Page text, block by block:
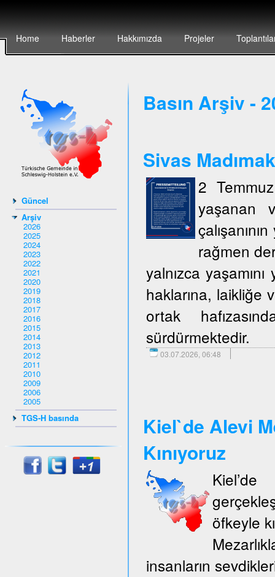
Home Haberler Hakkımızda Projeler
Güncel
Arşiv
2026
2025
2024
2023
2022
2021
2020
2019
2018
2017
2016
2015
2014
2013
2012
2011
2010
2009
2006
2005
TGS-H basında
Basın Arşiv -
Sivas
2
yaşanan
rağmen
yalnızca
haklarına, laikliğe
ortak
sürdürmektedir.
03.07.2026, 06:48
Kiel`de Alevi
Kınıyoruz
öfkeyle
insanların